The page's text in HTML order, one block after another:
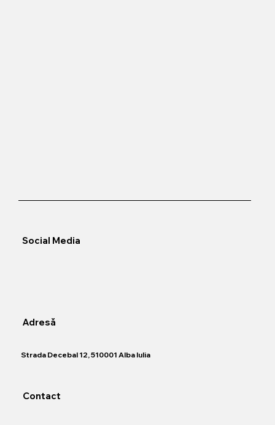
Adresă
Social Media
Contact
​Strada Decebal 12, 510001 Alba Iulia